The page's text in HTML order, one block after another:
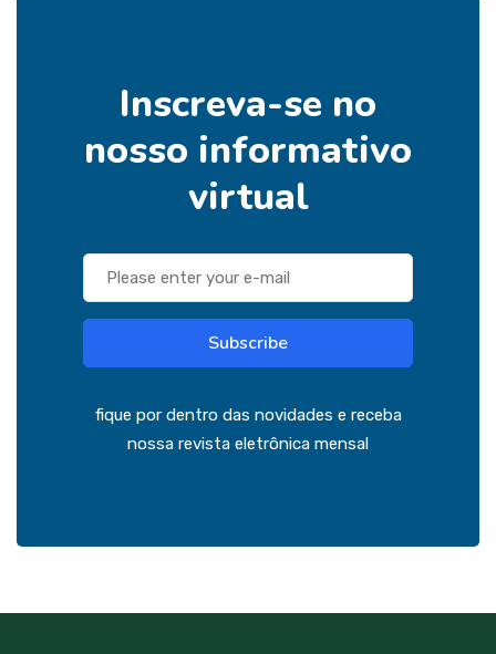
Inscreva-se no
nosso informativo
virtual
Subscribe
fique por dentro das novidades e receba
nossa revista eletrônica mensal